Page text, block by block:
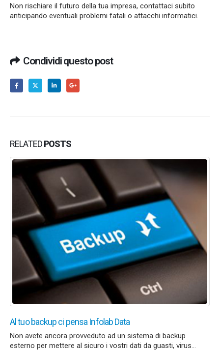
Non rischiare il futuro della tua impresa, contattaci subito
anticipando eventuali problemi fatali o attacchi informatici.
Condividi questo post
RELATEDPOSTS
Al tuo backup ci pensa Infolab Data
Non avete ancora provveduto ad un sistema di backup
esterno per mettere al sicuro i vostri dati da guasti, virus...